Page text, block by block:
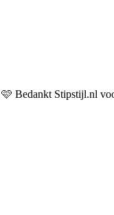
Bedankt Stipstijl.nl